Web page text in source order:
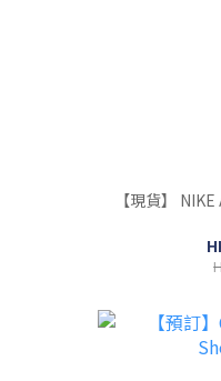
【現貨】